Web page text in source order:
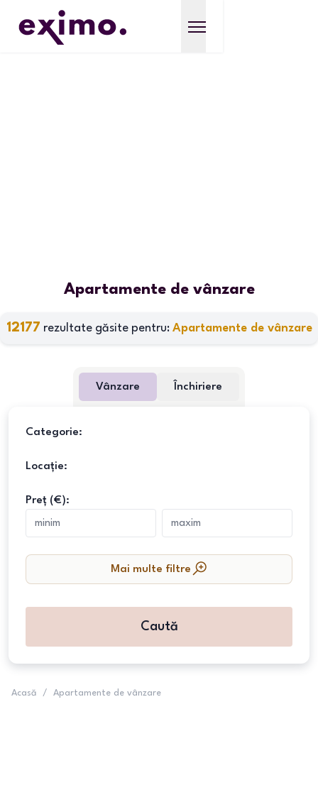
Apartamente de vânzare
12177 rezultate găsite pentru: Apartamente de vânzare
Vânzare Închiriere
Categorie:
Locație:
Preț (€):
Mai multe filtre
Caută
Acasă / Apartamente de vânzare